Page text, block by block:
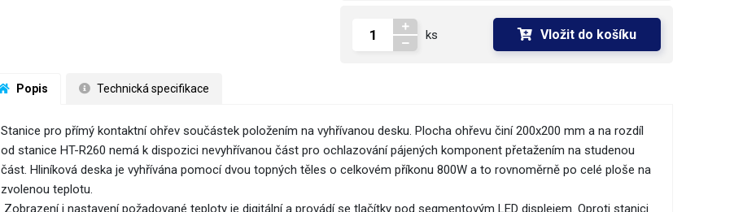
ks Vložit do košíku
Popis Technická specifikace
Stanice pro přímý kontaktní ohřev součástek položením na vyhřívanou desku. Plocha ohřevu činí 200x200 mm a na rozdíl
od stanice HT-R260 nemá k dispozici nevyhřívanou část pro ochlazování pájených komponent přetažením na studenou
část. Hliníková deska je vyhřívána pomocí dvou topných těles o celkovém příkonu 800W a to rovnoměrně po celé ploše na
zvolenou teplotu.
Zobrazení i nastavení požadované teploty je digitální a provádí se tlačítky pod segmentovým LED displejem. Oproti stanici